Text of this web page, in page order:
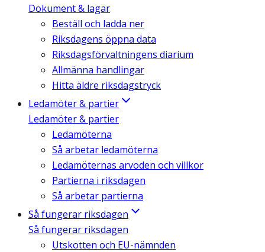
Dokument & lagar
Beställ och ladda ner
Riksdagens öppna data
Riksdagsförvaltningens diarium
Allmänna handlingar
Hitta äldre riksdagstryck
Ledamöter & partier
Ledamöter & partier
Ledamöterna
Så arbetar ledamöterna
Ledamöternas arvoden och villkor
Partierna i riksdagen
Så arbetar partierna
Så fungerar riksdagen
Så fungerar riksdagen
Utskotten och EU-nämnden